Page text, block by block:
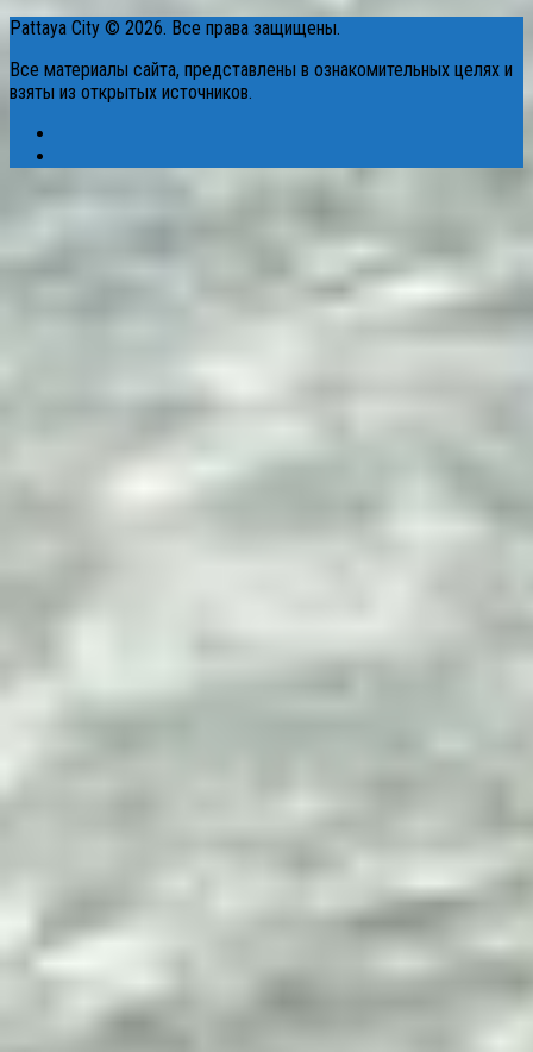
Pattaya City © 2026. Все права защищены.
Все материалы сайта, представлены в ознакомительных целях и
взяты из открытых источников.